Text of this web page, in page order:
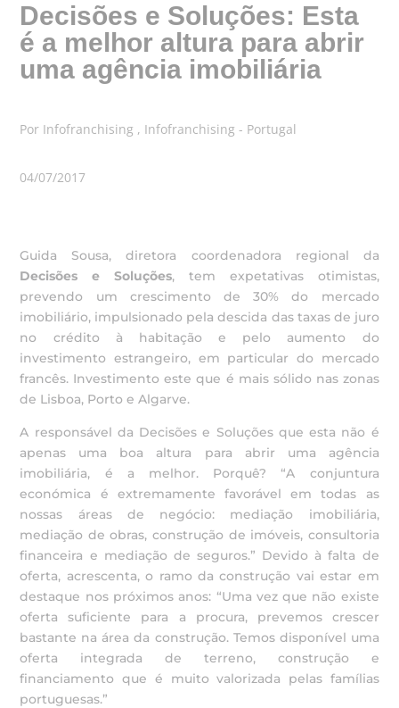
Decisões e Soluções: Esta
é a melhor altura para abrir
uma agência imobiliária
Por Infofranchising , Infofranchising - Portugal
04/07/2017
Guida Sousa, diretora coordenadora regional da
Decisões e Soluções, tem expetativas otimistas,
prevendo um crescimento de 30% do mercado
imobiliário, impulsionado pela descida das taxas de juro
no crédito à habitação e pelo aumento do
investimento estrangeiro, em particular do mercado
francês. Investimento este que é mais sólido nas zonas
de Lisboa, Porto e Algarve.
A responsável da Decisões e Soluções que esta não é
apenas uma boa altura para abrir uma agência
imobiliária, é a melhor. Porquê? “A conjuntura
económica é extremamente favorável em todas as
nossas áreas de negócio: mediação imobiliária,
mediação de obras, construção de imóveis, consultoria
financeira e mediação de seguros.” Devido à falta de
oferta, acrescenta, o ramo da construção vai estar em
destaque nos próximos anos: “Uma vez que não existe
oferta suficiente para a procura, prevemos crescer
bastante na área da construção. Temos disponível uma
oferta integrada de terreno, construção e
financiamento que é muito valorizada pelas famílias
portuguesas.”